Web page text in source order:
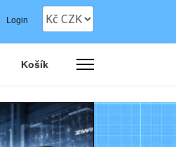
Login
Košík